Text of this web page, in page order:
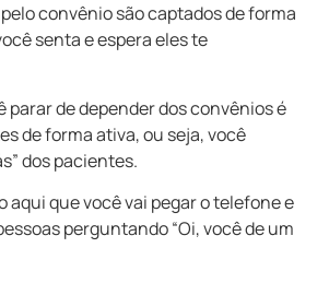
convênio são captados de forma
senta e espera eles te
parar de depender dos convênios é
de formaativa, ou seja, você
dos pacientes.
aqui que você vai pegar o telefone e
perguntando “Oi, você de um